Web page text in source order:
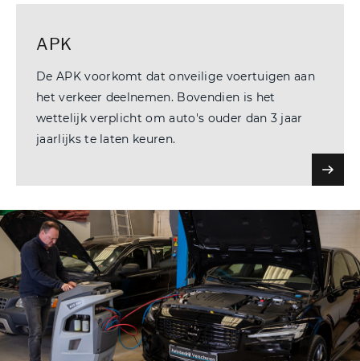
APK
De APK voorkomt dat onveilige voertuigen aan
het verkeer deelnemen. Bovendien is het
wettelijk verplicht om auto's ouder dan 3 jaar
jaarlijks te laten keuren.